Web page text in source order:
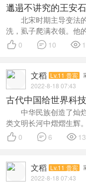
邋遢不讲究的王安石
北宋时期主导变法的
洗，虱子爬满衣领。他
 0  10 
文稻 Lv.11 贵宾
2022-8-18 07:43
古代中国给世界科
中华民族创造了灿烂
类文明长河中熠熠生辉
 0  6 
文稻 Lv.11 贵宾
2022-8-18 07:43